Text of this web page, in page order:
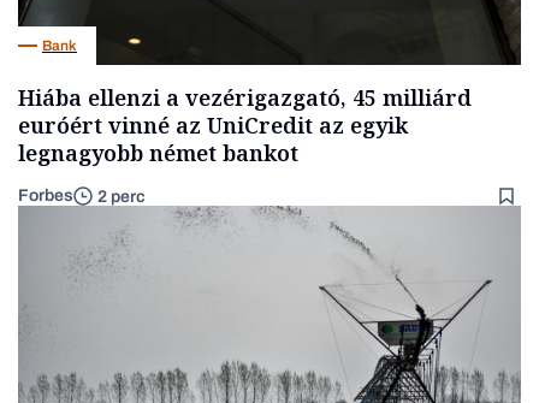
Bank
Hiába ellenzi a vezérigazgató, 45 milliárd
euróért vinné az UniCredit az egyik
legnagyobb német bankot
Forbes 2 perc